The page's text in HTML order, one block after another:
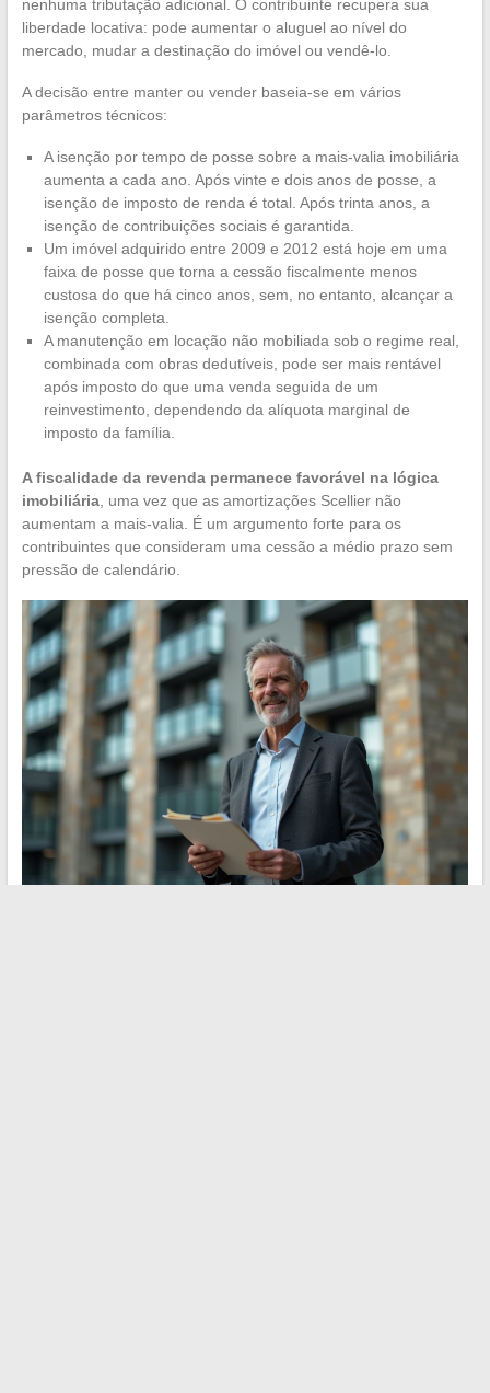
nenhuma tributação adicional. O contribuinte recupera sua
liberdade locativa: pode aumentar o aluguel ao nível do
mercado, mudar a destinação do imóvel ou vendê-lo.
A decisão entre manter ou vender baseia-se em vários
parâmetros técnicos:
A isenção por tempo de posse sobre a mais-valia imobiliária
aumenta a cada ano. Após vinte e dois anos de posse, a
isenção de imposto de renda é total. Após trinta anos, a
isenção de contribuições sociais é garantida.
Um imóvel adquirido entre 2009 e 2012 está hoje em uma
faixa de posse que torna a cessão fiscalmente menos
custosa do que há cinco anos, sem, no entanto, alcançar a
isenção completa.
A manutenção em locação não mobiliada sob o regime real,
combinada com obras dedutíveis, pode ser mais rentável
após imposto do que uma venda seguida de um
reinvestimento, dependendo da alíquota marginal de
imposto da família.
A fiscalidade da revenda permanece favorável na lógica
imobiliária, uma vez que as amortizações Scellier não
aumentam a mais-valia. É um argumento forte para os
contribuintes que consideram uma cessão a médio prazo sem
pressão de calendário.